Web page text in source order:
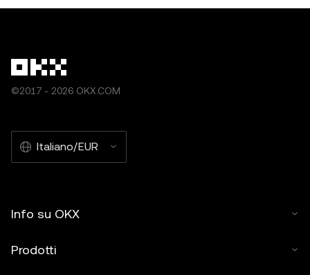
©2017 - 2026 OKX.COM
Italiano/EUR
Info su OKX
Prodotti